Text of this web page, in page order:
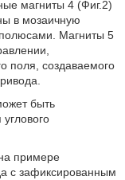
магниты 4 (Фиг.2)
в мозаичную
Магниты 5
поля, создаваемого
быть
примере
с зафиксированным